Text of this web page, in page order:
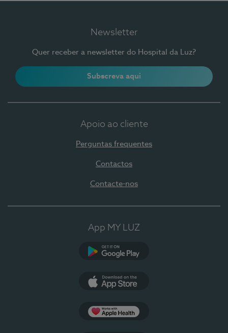
Newsletter
Quer receber a newsletter do Hospital da Luz?
Subscreva aqui
Apoio ao cliente
Perguntas frequentes
Contactos
Contacte-nos
App MY LUZ